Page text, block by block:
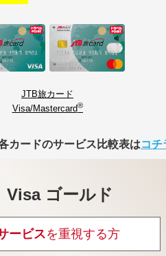
JTB旅カード
Visa/Mastercard®
カードのサービス比較表はコチ
Visa ゴールド
ービスを重視する方